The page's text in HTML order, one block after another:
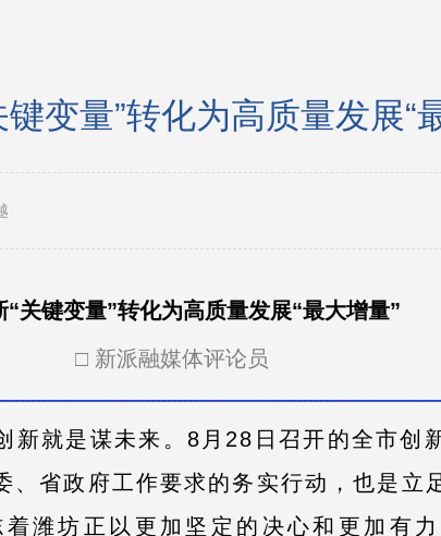
变量”转化为高质量发展“
“关键变量”转化为高质量发展“最大增量”
□ 新派融媒体评论员
新就是谋未来。8月28日召开的全市创
、省政府工作要求的务实行动，也是立
潍坊正以更加坚定的决心和更加有